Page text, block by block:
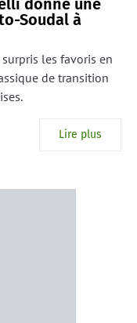
donne une
Soudal à
les favoris en
de transition
Lire plus